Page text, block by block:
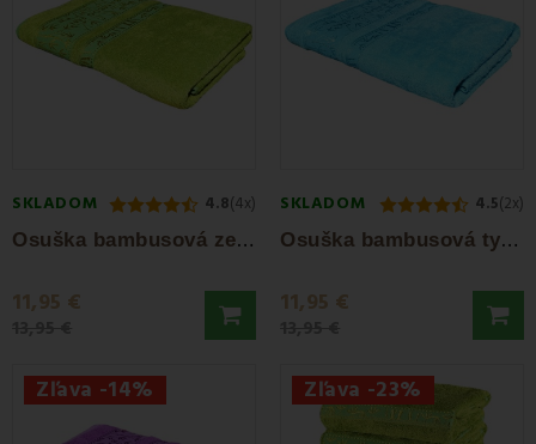
SKLADOM 4.8(4x)
O
suška bambusová zelená 70 x 140 cm EMI
11,95 €
SKLADOM 4.5(2x)
O
suška bambusová tyrkysová 70 x 140 cm EMI
11,95 €
Zľava -14% Zľava -23%